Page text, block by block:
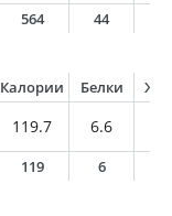
564 44
Калории Белки
119.7 6.6
119 6